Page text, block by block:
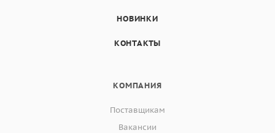
НОВИНКИ
КОНТАКТЫ
КОМПАНИЯ
Поставщикам
Вакансии